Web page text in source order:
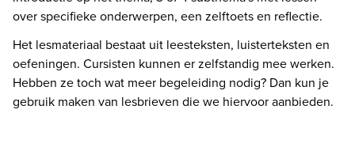
over specifieke onderwerpen, een zelftoets en reflectie.
Het lesmateriaal bestaat uit leesteksten, luisterteksten en
oefeningen. Cursisten kunnen er zelfstandig mee werken.
Hebben ze toch wat meer begeleiding nodig? Dan kun je
gebruik maken van lesbrieven die we hiervoor aanbieden.